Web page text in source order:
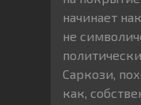
начинает
не
Саркози,
как,